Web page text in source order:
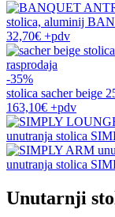
stolica, aluminij
32,70€ +pdv
rasprodaja
-35%
stolica sacher beige
163,10€ +pdv
unutranja stolica
unutranja stolica
Unutarnji